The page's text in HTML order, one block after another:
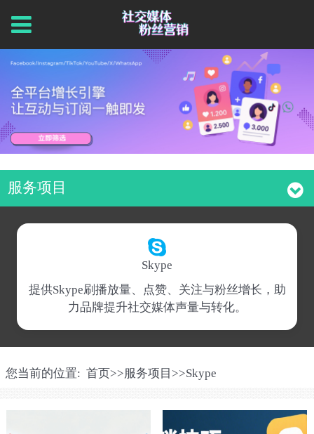
服务项目
Skype
提供Skype刷播放量、点赞、关注与粉丝增长，助
力品牌提升社交媒体声量与转化。
您当前的位置:首页>>服务项目>>Skype